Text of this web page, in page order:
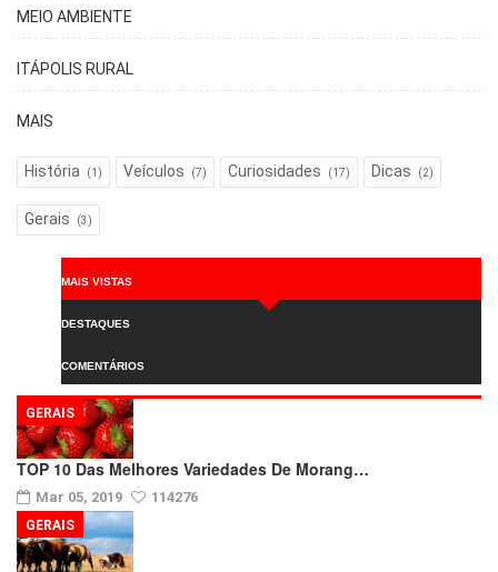
MEIO AMBIENTE
ITÁPOLIS RURAL
MAIS
História (1) Veículos (7) Curiosidades (17) Dicas (2)
Gerais (3)
MAIS VISTAS
DESTAQUES
COMENTÁRIOS
TOP 10 Das Melhores Variedades De Morang…
Mar 05, 2019 114276
GERAIS
GERAIS